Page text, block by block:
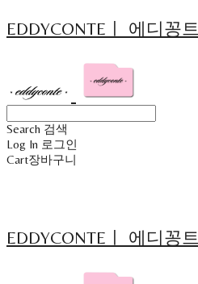
EDDYCONTEㅣ 에디꽁트
Search 검색
Log In 로그인
Cart장바구니
EDDYCONTEㅣ 에디꽁트